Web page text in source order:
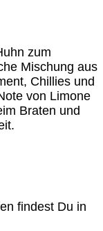
zum
Mischung aus
Chillies und
von Limone
Braten und
findest Du in